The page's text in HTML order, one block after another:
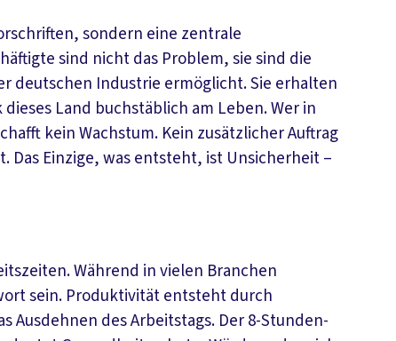
sondern eine zentrale
sind nicht das Problem, sie sind die
deutschen Industrie ermöglicht. Sie erhalten
Land buchstäblich am Leben. Wer in
kein Wachstum. Kein zusätzlicher Auftrag
Einzige, was entsteht, ist Unsicherheit –
Während in vielen Branchen
sein. Produktivität entsteht durch
des Arbeitstags. Der 8-Stunden-